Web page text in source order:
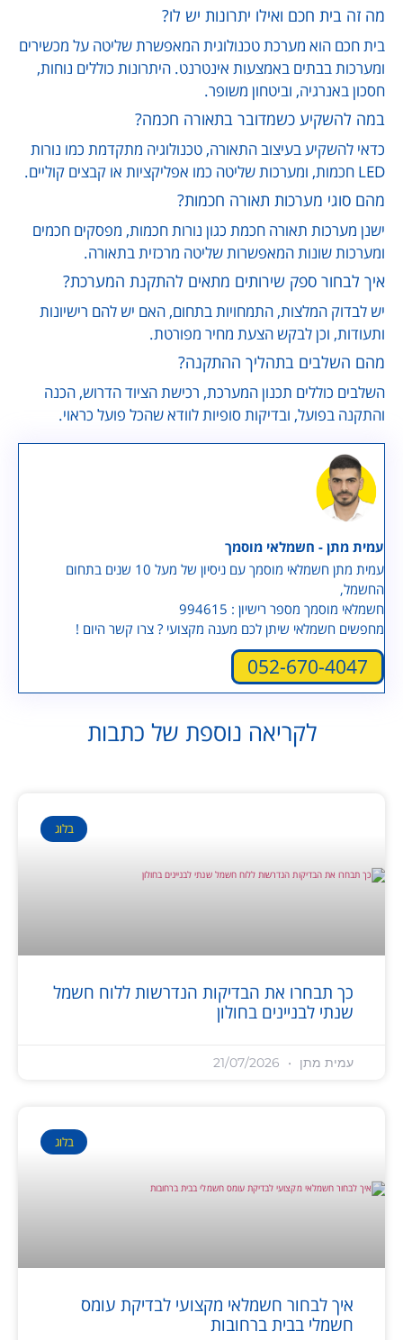
מה זה בית חכם ואילו יתרונות יש לו?
בית חכם הוא מערכת טכנולוגית המאפשרת שליטה על מכשירים
ומערכות בבתים באמצעות אינטרנט. היתרונות כוללים נוחות,
חסכון באנרגיה, וביטחון משופר.
במה להשקיע כשמדובר בתאורה חכמה?
כדאי להשקיע בעיצוב התאורה, טכנולוגיה מתקדמת כמו נורות
LED חכמות, ומערכות שליטה כמו אפליקציות או קבצים קוליים.
מהם סוגי מערכות תאורה חכמות?
ישנן מערכות תאורה חכמת כגון נורות חכמות, מפסקים חכמים
ומערכות שונות המאפשרות שליטה מרכזית בתאורה.
איך לבחור ספק שירותים מתאים להתקנת המערכת?
יש לבדוק המלצות, התמחויות בתחום, האם יש להם רישיונות
ותעודות, וכן לבקש הצעת מחיר מפורטת.
מהם השלבים בתהליך ההתקנה?
השלבים כוללים תכנון המערכת, רכישת הציוד הדרוש, הכנה
והתקנה בפועל, ובדיקות סופיות לוודא שהכל פועל כראוי.
עמית מתן - חשמלאי מוסמך
עמית מתן חשמלאי מוסמך עם ניסיון של מעל 10 שנים בתחום
החשמל,
חשמלאי מוסמך מספר רישיון : 994615
מחפשים חשמלאי שיתן לכם מענה מקצועי ? צרו קשר היום !
052-670-4047
לקריאה נוספת של כתבות
בלוג
כך תבחרו את הבדיקות הנדרשות ללוח חשמל
שנתי לבניינים בחולון
עמית מתן
בלוג
איך לבחור חשמלאי מקצועי לבדיקת עומס
חשמלי בבית ברחובות